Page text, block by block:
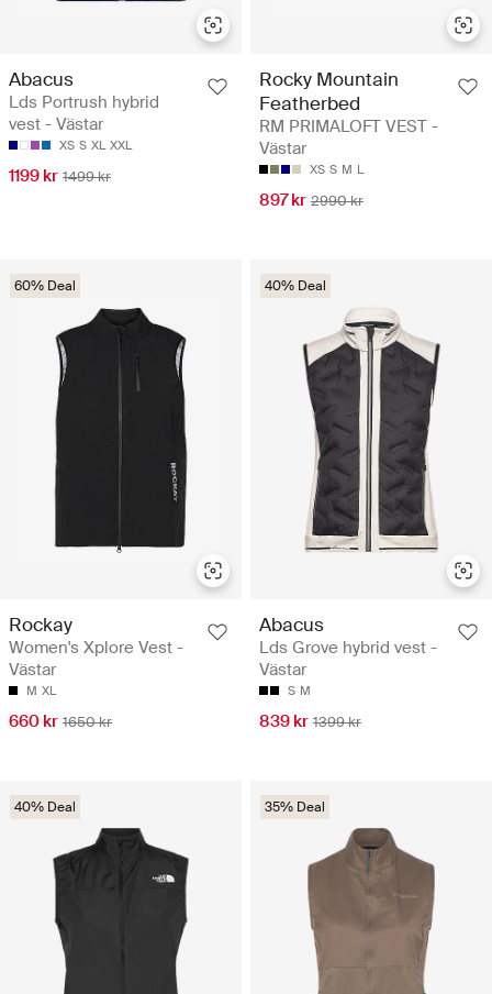
Abacus
Lds Portrush hybrid
vest - Västar
XS S XL XXL
1199 kr 1499 kr
Rocky Mountain
Featherbed
RM PRIMALOFT VEST -
Västar
XS S M L
897 kr 2990 kr
60% Deal
Rockay
Women's Xplore Vest -
Västar
M XL
660 kr 1650 kr
40% Deal
Abacus
Lds Grove hybrid vest -
Västar
S M
839 kr 1399 kr
40% Deal 35% Deal